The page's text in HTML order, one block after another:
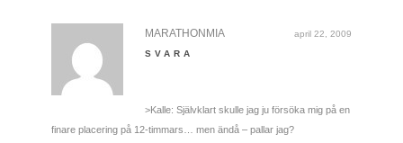
april 22, 2009
MARATHONMIA
SVARA
>Kalle: Självklart skulle jag ju försöka mig på en
finare placering på 12-timmars… men ändå – pallar jag?